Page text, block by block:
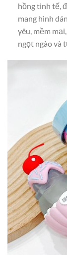
hồng tinh tế,
mang hình
yêu, mềm
ngọt ngào và